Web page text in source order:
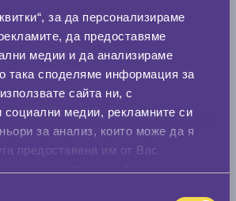
за да персонализираме
да предоставяме
медии и да анализираме
така споделяме информация за
сайта ни, с
социални медии, рекламните си
за анализ, които може да я
предоставена им от Вас
Стар размер